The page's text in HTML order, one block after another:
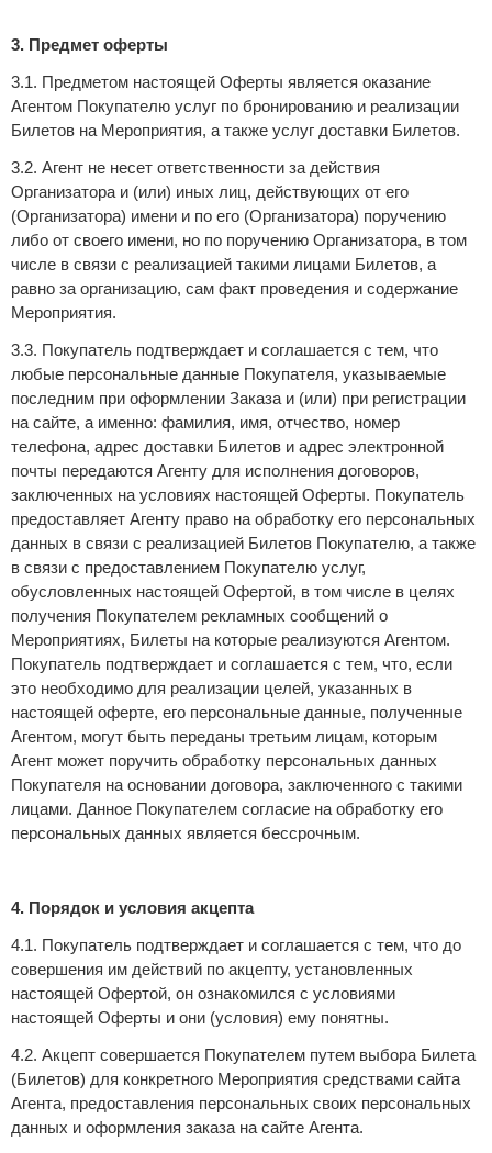
3. Предмет оферты
3.1. Предметом настоящей Оферты является оказание
Агентом Покупателю услуг по бронированию и реализации
Билетов на Мероприятия, а также услуг доставки Билетов.
3.2. Агент не несет ответственности за действия
Организатора и (или) иных лиц, действующих от его
(Организатора) имени и по его (Организатора) поручению
либо от своего имени, но по поручению Организатора, в том
числе в связи с реализацией такими лицами Билетов, а
равно за организацию, сам факт проведения и содержание
Мероприятия.
3.3. Покупатель подтверждает и соглашается с тем, что
любые персональные данные Покупателя, указываемые
последним при оформлении Заказа и (или) при регистрации
на сайте, а именно: фамилия, имя, отчество, номер
телефона, адрес доставки Билетов и адрес электронной
почты передаются Агенту для исполнения договоров,
заключенных на условиях настоящей Оферты. Покупатель
предоставляет Агенту право на обработку его персональных
данных в связи с реализацией Билетов Покупателю, а также
в связи с предоставлением Покупателю услуг,
обусловленных настоящей Офертой, в том числе в целях
получения Покупателем рекламных сообщений о
Мероприятиях, Билеты на которые реализуются Агентом.
Покупатель подтверждает и соглашается с тем, что, если
это необходимо для реализации целей, указанных в
настоящей оферте, его персональные данные, полученные
Агентом, могут быть переданы третьим лицам, которым
Агент может поручить обработку персональных данных
Покупателя на основании договора, заключенного с такими
лицами. Данное Покупателем согласие на обработку его
персональных данных является бессрочным.
4. Порядок и условия акцепта
4.1. Покупатель подтверждает и соглашается с тем, что до
совершения им действий по акцепту, установленных
настоящей Офертой, он ознакомился с условиями
настоящей Оферты и они (условия) ему понятны.
4.2. Акцепт совершается Покупателем путем выбора Билета
(Билетов) для конкретного Мероприятия средствами сайта
Агента, предоставления персональных своих персональных
данных и оформления заказа на сайте Агента.